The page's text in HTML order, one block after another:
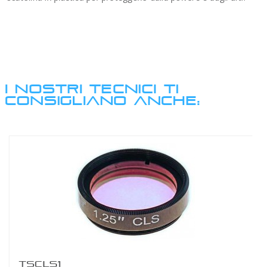
I NOSTRI TECNICI TI
CONSIGLIANO ANCHE:
TSCLS1